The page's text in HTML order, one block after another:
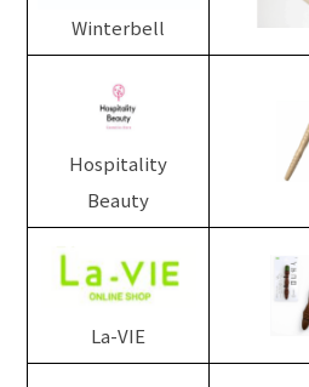
Winterbell
Hospitality
Beauty
La-VIE